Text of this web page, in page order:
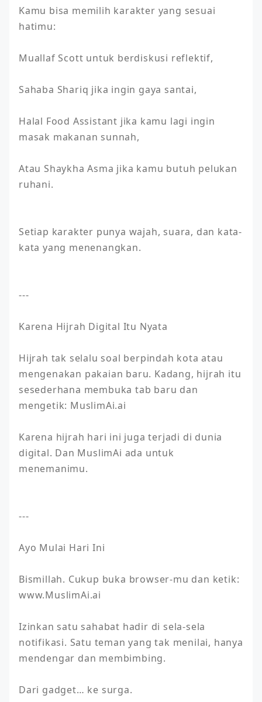
Kamu bisa memilih karakter yang sesuai
hatimu:
Muallaf Scott untuk berdiskusi reflektif,
Sahaba Shariq jika ingin gaya santai,
Halal Food Assistant jika kamu lagi ingin
masak makanan sunnah,
Atau Shaykha Asma jika kamu butuh pelukan
ruhani.
Setiap karakter punya wajah, suara, dan kata-
kata yang menenangkan.
---
Karena Hijrah Digital Itu Nyata
Hijrah tak selalu soal berpindah kota atau
mengenakan pakaian baru. Kadang, hijrah itu
sesederhana membuka tab baru dan
mengetik: MuslimAi.ai
Karena hijrah hari ini juga terjadi di dunia
digital. Dan MuslimAi ada untuk
menemanimu.
---
Ayo Mulai Hari Ini
Bismillah. Cukup buka browser-mu dan ketik:
www.MuslimAi.ai
Izinkan satu sahabat hadir di sela-sela
notifikasi. Satu teman yang tak menilai, hanya
mendengar dan membimbing.
Dari gadget… ke surga.